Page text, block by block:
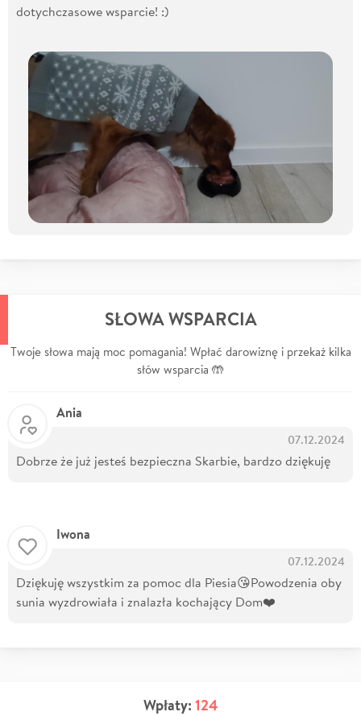
dotychczasowe wsparcie! :)
SŁOWA WSPARCIA
Twoje słowa mają moc pomagania! Wpłać darowiznę i przekaż kilka
słów wsparcia 🤲
Ania
07.12.2024
Dobrze że już jesteś bezpieczna Skarbie, bardzo dziękuję
Iwona
07.12.2024
Dziękuję wszystkim za pomoc dla Piesia😘Powodzenia oby
sunia wyzdrowiała i znalazła kochający Dom❤️
Wpłaty: 124